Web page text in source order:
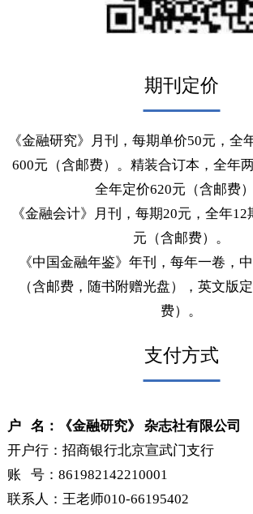
期刊定价
《金融研究》月刊，每期单价50元，
600元（含邮费）。精装合订本，全
全年定价620元（含邮
《金融会计》月刊，每期20元，全年
元（含邮费）。
费）。
户 名：《金融研究》 杂志社有限公司
开户行：招商银行北京宣武门支行